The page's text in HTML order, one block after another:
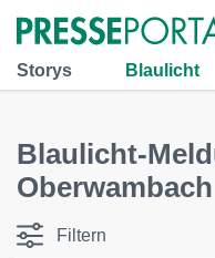
Storys Blaulicht
Blaulicht-
Oberwambach
Filtern